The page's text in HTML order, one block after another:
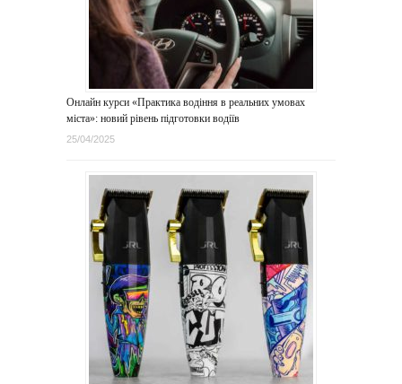
Онлайн курси «Практика водіння в реальних умовах
міста»: новий рівень підготовки водіїв
25/04/2025